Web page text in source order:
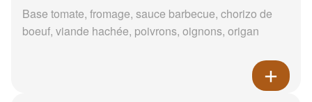
Base tomate, fromage, sauce barbecue, chorizo de
boeuf, viande hachée, poivrons, oignons, origan